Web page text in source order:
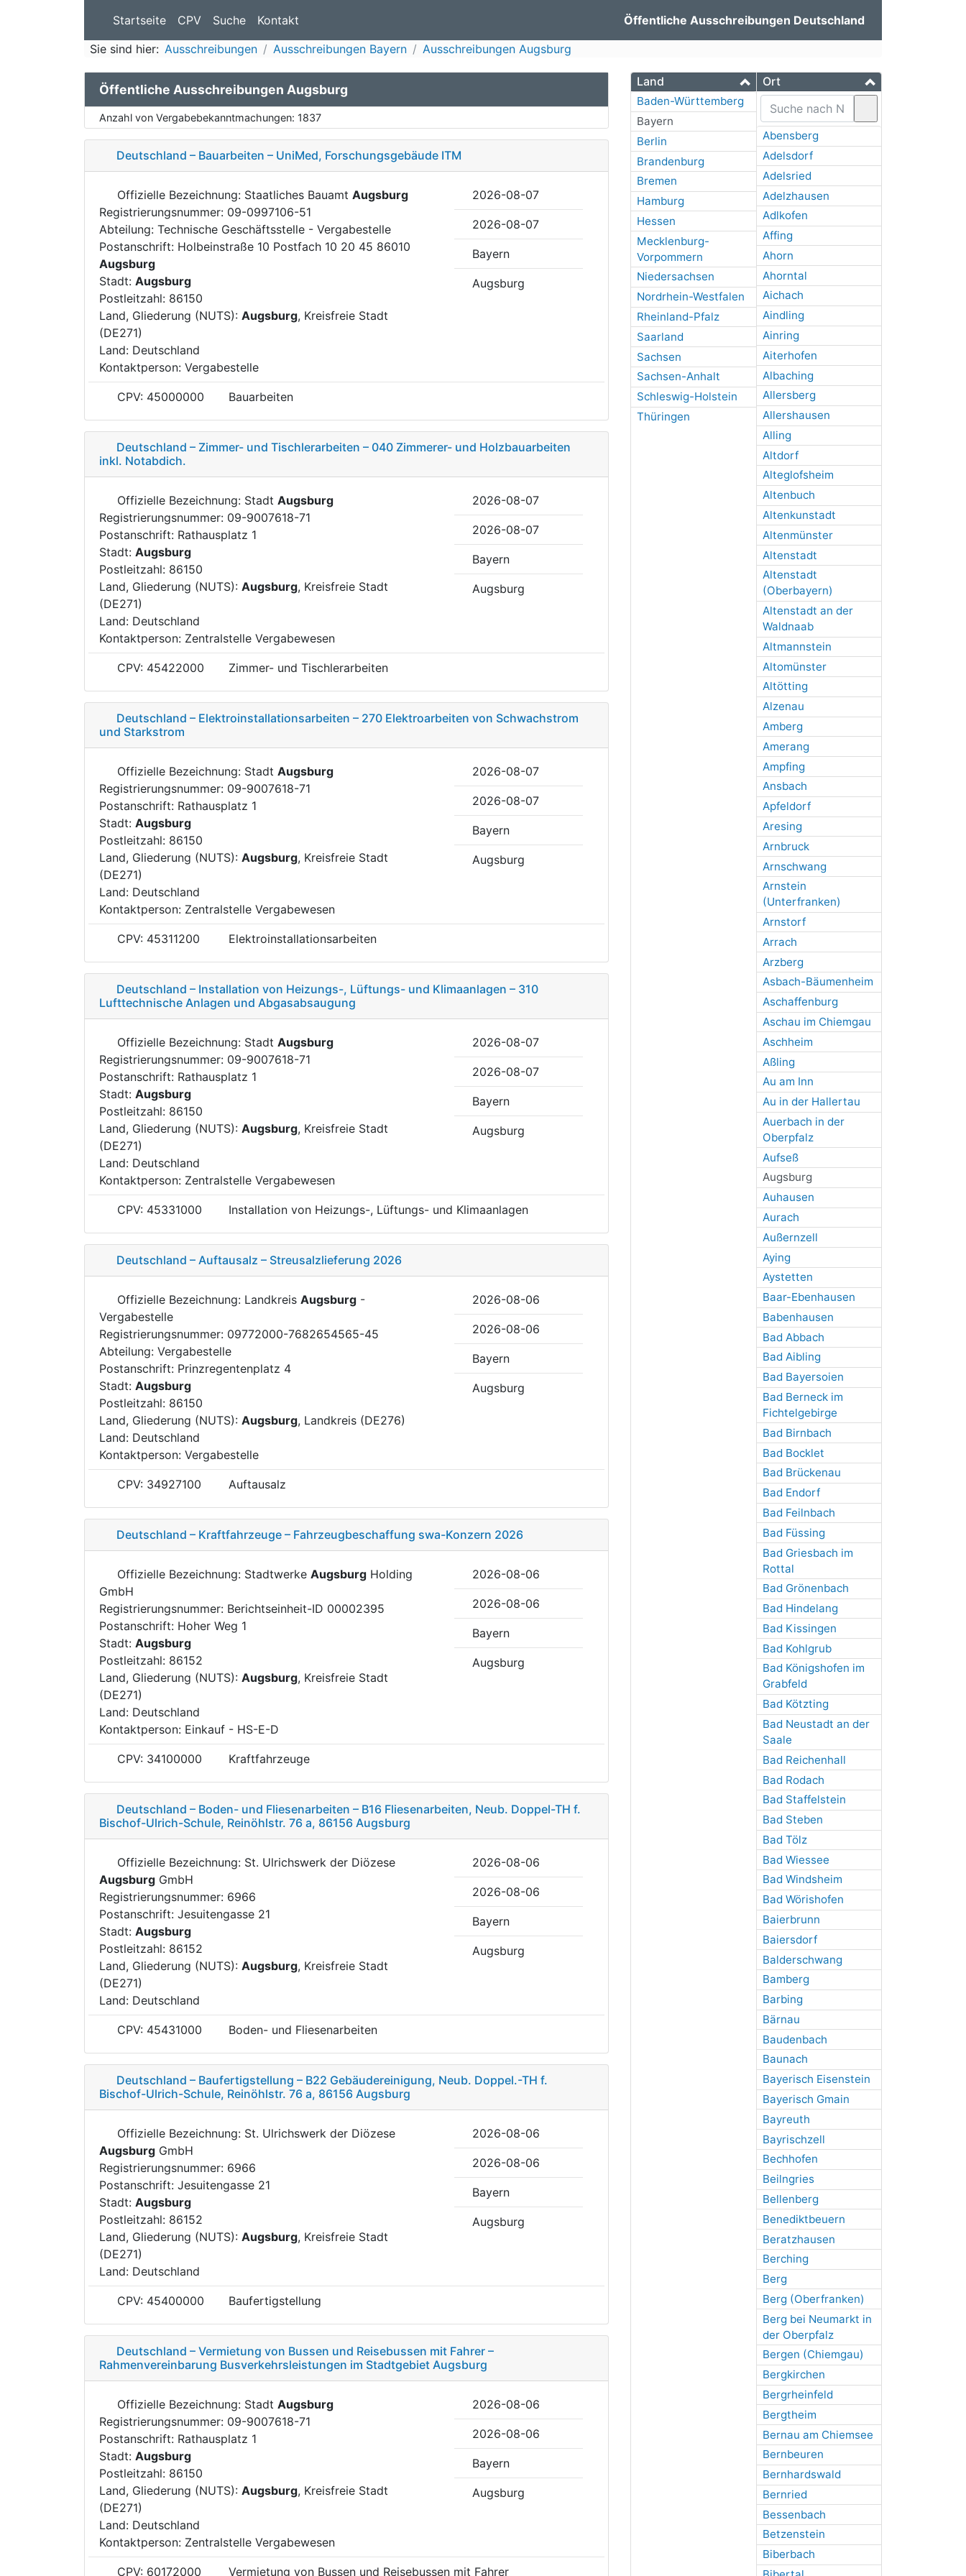
Startseite CPV Suche Kontakt Öffentliche Ausschreibungen Deutschland
Sie sind hier: Ausschreibungen Ausschreibungen Bayern Ausschreibungen Augsburg
Land
Baden-Württemberg
Bayern
Berlin
Brandenburg
Bremen
Hamburg
Hessen
Mecklenburg-
Vorpommern
Niedersachsen
Nordrhein-Westfalen
Rheinland-Pfalz
Saarland
Sachsen
Sachsen-Anhalt
Schleswig-Holstein
Thüringen
Ort
Abensberg
Adelsdorf
Adelsried
Adelzhausen
Adlkofen
Affing
Ahorn
Ahorntal
Aichach
Aindling
Ainring
Aiterhofen
Albaching
Allersberg
Allershausen
Alling
Altdorf
Alteglofsheim
Altenbuch
Altenkunstadt
Altenmünster
Altenstadt
Altenstadt
(Oberbayern)
Altenstadt an der
Waldnaab
Altmannstein
Altomünster
Altötting
Alzenau
Amberg
Amerang
Ampfing
Ansbach
Apfeldorf
Aresing
Arnbruck
Arnschwang
Arnstein
(Unterfranken)
Arnstorf
Arrach
Arzberg
Asbach-Bäumenheim
Aschaffenburg
Aschau im Chiemgau
Aschheim
Aßling
Au am Inn
Au in der Hallertau
Auerbach in der
Oberpfalz
Aufseß
Augsburg
Auhausen
Aurach
Außernzell
Aying
Aystetten
Baar-Ebenhausen
Babenhausen
Bad Abbach
Bad Aibling
Bad Bayersoien
Bad Berneck im
Fichtelgebirge
Bad Birnbach
Bad Bocklet
Bad Brückenau
Bad Endorf
Bad Feilnbach
Bad Füssing
Bad Griesbach im
Rottal
Bad Grönenbach
Bad Hindelang
Bad Kissingen
Bad Kohlgrub
Bad Königshofen im
Grabfeld
Bad Kötzting
Bad Neustadt an der
Saale
Bad Reichenhall
Bad Rodach
Bad Staffelstein
Bad Steben
Bad Tölz
Bad Wiessee
Bad Windsheim
Bad Wörishofen
Baierbrunn
Baiersdorf
Balderschwang
Bamberg
Barbing
Bärnau
Baudenbach
Baunach
Bayerisch Eisenstein
Bayerisch Gmain
Bayreuth
Bayrischzell
Bechhofen
Beilngries
Bellenberg
Benediktbeuern
Beratzhausen
Berching
Berg
Berg (Oberfranken)
Berg bei Neumarkt in
der Oberpfalz
Bergen (Chiemgau)
Bergkirchen
Bergrheinfeld
Bergtheim
Bernau am Chiemsee
Bernbeuren
Bernhardswald
Bernried
Bessenbach
Betzenstein
Biberbach
Öffentliche Ausschreibungen Augsburg
Anzahl von Vergabebekanntmachungen: 1837
Deutschland – Bauarbeiten – UniMed, Forschungsgebäude ITM
Offizielle Bezeichnung: Staatliches Bauamt Augsburg
Registrierungsnummer: 09-0997106-51
Abteilung: Technische Geschäftsstelle - Vergabestelle
Postanschrift: Holbeinstraße 10 Postfach 10 20 45 86010
Augsburg
Stadt: Augsburg
Postleitzahl: 86150
Land, Gliederung (NUTS): Augsburg, Kreisfreie Stadt
(DE271)
Land: Deutschland
Kontaktperson: Vergabestelle
2026-08-07
2026-08-07
Bayern
Augsburg
CPV: 45000000 Bauarbeiten
Deutschland – Zimmer- und Tischlerarbeiten – 040 Zimmerer- und Holzbauarbeiten
inkl. Notabdich.
Offizielle Bezeichnung: Stadt Augsburg
Registrierungsnummer: 09-9007618-71
Postanschrift: Rathausplatz 1
Stadt: Augsburg
Postleitzahl: 86150
Land, Gliederung (NUTS): Augsburg, Kreisfreie Stadt
(DE271)
Land: Deutschland
Kontaktperson: Zentralstelle Vergabewesen
2026-08-07
2026-08-07
Bayern
Augsburg
CPV: 45422000 Zimmer- und Tischlerarbeiten
Deutschland – Elektroinstallationsarbeiten – 270 Elektroarbeiten von Schwachstrom
und Starkstrom
Offizielle Bezeichnung: Stadt Augsburg
Registrierungsnummer: 09-9007618-71
Postanschrift: Rathausplatz 1
Stadt: Augsburg
Postleitzahl: 86150
Land, Gliederung (NUTS): Augsburg, Kreisfreie Stadt
(DE271)
Land: Deutschland
Kontaktperson: Zentralstelle Vergabewesen
2026-08-07
2026-08-07
Bayern
Augsburg
CPV: 45311200 Elektroinstallationsarbeiten
Deutschland – Installation von Heizungs-, Lüftungs- und Klimaanlagen – 310
Lufttechnische Anlagen und Abgasabsaugung
Offizielle Bezeichnung: Stadt Augsburg
Registrierungsnummer: 09-9007618-71
Postanschrift: Rathausplatz 1
Stadt: Augsburg
Postleitzahl: 86150
Land, Gliederung (NUTS): Augsburg, Kreisfreie Stadt
(DE271)
Land: Deutschland
Kontaktperson: Zentralstelle Vergabewesen
2026-08-07
2026-08-07
Bayern
Augsburg
CPV: 45331000 Installation von Heizungs-, Lüftungs- und Klimaanlagen
Deutschland – Auftausalz – Streusalzlieferung 2026
Offizielle Bezeichnung: Landkreis Augsburg -
Vergabestelle
Registrierungsnummer: 09772000-7682654565-45
Abteilung: Vergabestelle
Postanschrift: Prinzregentenplatz 4
Stadt: Augsburg
Postleitzahl: 86150
Land, Gliederung (NUTS): Augsburg, Landkreis (DE276)
Land: Deutschland
Kontaktperson: Vergabestelle
2026-08-06
2026-08-06
Bayern
Augsburg
CPV: 34927100 Auftausalz
Deutschland – Kraftfahrzeuge – Fahrzeugbeschaffung swa-Konzern 2026
Offizielle Bezeichnung: Stadtwerke Augsburg Holding
GmbH
Registrierungsnummer: Berichtseinheit-ID 00002395
Postanschrift: Hoher Weg 1
Stadt: Augsburg
Postleitzahl: 86152
Land, Gliederung (NUTS): Augsburg, Kreisfreie Stadt
(DE271)
Land: Deutschland
Kontaktperson: Einkauf - HS-E-D
2026-08-06
2026-08-06
Bayern
Augsburg
CPV: 34100000 Kraftfahrzeuge
Deutschland – Boden- und Fliesenarbeiten – B16 Fliesenarbeiten, Neub. Doppel-TH f.
Bischof-Ulrich-Schule, Reinöhlstr. 76 a, 86156 Augsburg
Offizielle Bezeichnung: St. Ulrichswerk der Diözese
Augsburg GmbH
Registrierungsnummer: 6966
Postanschrift: Jesuitengasse 21
Stadt: Augsburg
Postleitzahl: 86152
Land, Gliederung (NUTS): Augsburg, Kreisfreie Stadt
(DE271)
Land: Deutschland
2026-08-06
2026-08-06
Bayern
Augsburg
CPV: 45431000 Boden- und Fliesenarbeiten
Deutschland – Baufertigstellung – B22 Gebäudereinigung, Neub. Doppel.-TH f.
Bischof-Ulrich-Schule, Reinöhlstr. 76 a, 86156 Augsburg
Offizielle Bezeichnung: St. Ulrichswerk der Diözese
Augsburg GmbH
Registrierungsnummer: 6966
Postanschrift: Jesuitengasse 21
Stadt: Augsburg
Postleitzahl: 86152
Land, Gliederung (NUTS): Augsburg, Kreisfreie Stadt
(DE271)
Land: Deutschland
2026-08-06
2026-08-06
Bayern
Augsburg
CPV: 45400000 Baufertigstellung
Deutschland – Vermietung von Bussen und Reisebussen mit Fahrer –
Rahmenvereinbarung Busverkehrsleistungen im Stadtgebiet Augsburg
Offizielle Bezeichnung: Stadt Augsburg
Registrierungsnummer: 09-9007618-71
Postanschrift: Rathausplatz 1
Stadt: Augsburg
Postleitzahl: 86150
Land, Gliederung (NUTS): Augsburg, Kreisfreie Stadt
(DE271)
Land: Deutschland
Kontaktperson: Zentralstelle Vergabewesen
2026-08-06
2026-08-06
Bayern
Augsburg
CPV: 60172000 Vermietung von Bussen und Reisebussen mit Fahrer